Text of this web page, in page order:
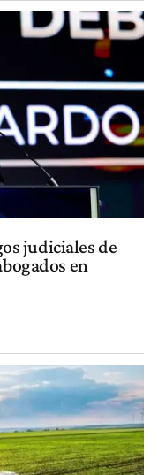
judiciales de
en